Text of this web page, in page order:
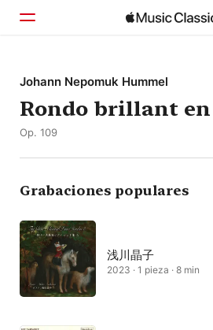
Inicio
Explorar
Johann Nepomuk Hummel
Rondo brillant
Op. 109
Grabaciones populares
浅川晶子
2023 · 1 pieza · 8 min